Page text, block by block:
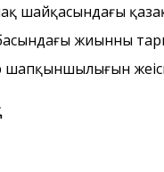
шайқасындағы
жиынның
шапқыншылығын